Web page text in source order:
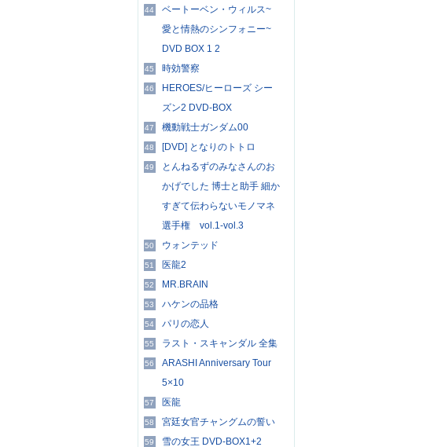
44
ベートーベン・ウィルス~
愛と情熱のシンフォニー~
DVD BOX 1 2
45 時効警察
46
HEROES/ヒーローズ シー
ズン2 DVD-BOX
47 機動戦士ガンダム00
48 [DVD] となりのトトロ
49
とんねるずのみなさんのお
かげでした 博士と助手 細か
すぎて伝わらないモノマネ
選手権 vol.1-vol.3
50 ウォンテッド
51 医龍2
52 MR.BRAIN
53 ハケンの品格
54 パリの恋人
55 ラスト・スキャンダル 全集
56
ARASHI Anniversary Tour
5×10
57 医龍
58 宮廷女官チャングムの誓い
59 雪の女王 DVD-BOX1+2